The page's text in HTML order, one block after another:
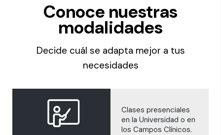
Conoce nuestras
modalidades
Decide cuál se adapta mejor a tus
necesidades
Clases presenciales
en la Universidad o en
los Campos Clínicos.